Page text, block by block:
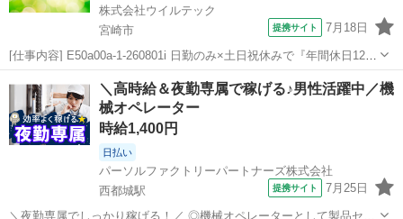
株式会社ウイルテック
宮崎市
提携サイト 7月18日
[仕事内容] E50a00a-1-260801i 日勤のみ×土日祝休みで『年間休日129
日』 製造未経験入社が8割の職場です。 丁寧な教育・研修体制で製造
未経験の方も安心してスタートできます。 17:10終業だから子育て中...
工場
＼高時給＆夜勤専属で稼げる♪男性活躍中／機
械オペレーター
時給1,400円
日払い
パーソルファクトリーパートナーズ株式会社
西都城駅
提携サイト 7月25日
＼夜勤専属でしっかり稼げる！／ ◎機械オペレーターとして製品セッ